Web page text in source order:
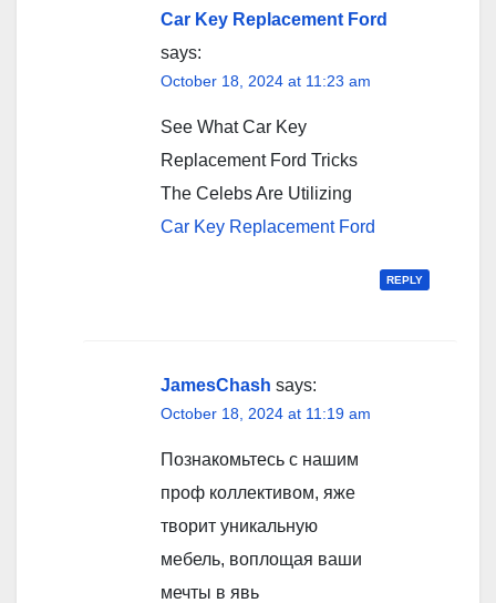
Car Key Replacement Ford
says:
October 18, 2024 at 11:23 am
See What Car Key
Replacement Ford Tricks
The Celebs Are Utilizing
Car Key Replacement Ford
REPLY
JamesChash says:
October 18, 2024 at 11:19 am
Познакомьтесь с нашим
проф коллективом, яже
творит уникальную
мебель, воплощая ваши
мечты в явь